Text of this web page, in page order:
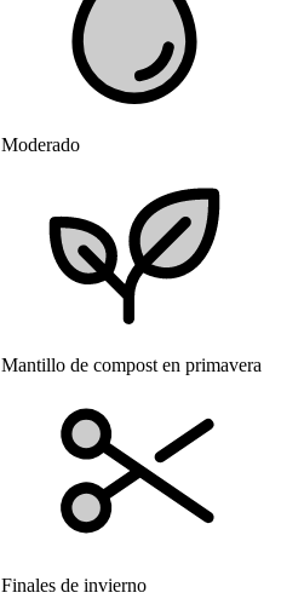
Moderado
Mantillo de compost en primavera
Finales de invierno